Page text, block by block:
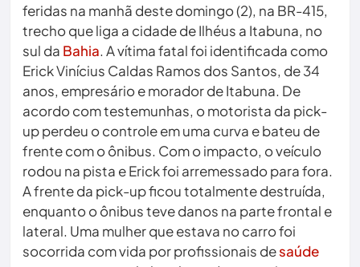
feridas na manhã deste domingo (2), na BR-415,
trecho que liga a cidade de Ilhéus a Itabuna, no
sul da Bahia. A vítima fatal foi identificada como
Erick Vinícius Caldas Ramos dos Santos, de 34
anos, empresário e morador de Itabuna. De
acordo com testemunhas, o motorista da pick-
up perdeu o controle em uma curva e bateu de
frente com o ônibus. Com o impacto, o veículo
rodou na pista e Erick foi arremessado para fora.
A frente da pick-up ficou totalmente destruída,
enquanto o ônibus teve danos na parte frontal e
lateral. Uma mulher que estava no carro foi
socorrida com vida por profissionais desaúde